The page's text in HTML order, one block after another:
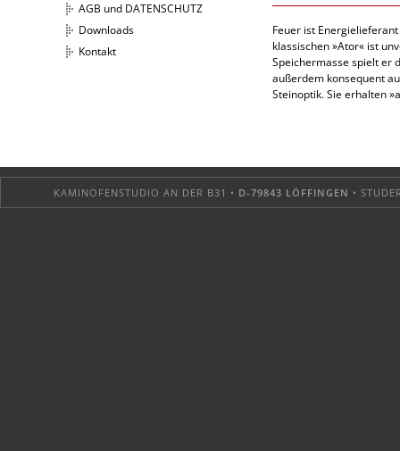
Feuer ist
klassischen »Ator« ist
Speichermasse spielt er
außerdem konsequent
Steinoptik. Sie erhalten
AGB und DATENSCHUTZ
Downloads
Kontakt
KAMINOFENSTUDIO AN DER B31 • D-79843 LÖFFINGEN •